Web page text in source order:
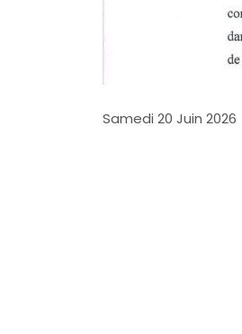
Samedi 20 Juin 2026